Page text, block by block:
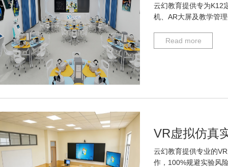
云幻教育提供专为K12
机、AR大屏及教学管
Read more
VR虚拟仿真
云幻教育提供专业的
作，100%规避实验风